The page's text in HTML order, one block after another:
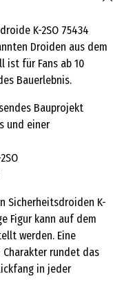
K-2SO 75434
Droiden aus dem
ist für Fans ab 10
Bauerlebnis.
Bauprojekt
und einer
Sicherheitsdroiden K-
Figur kann auf dem
werden. Eine
rundet das
in jeder